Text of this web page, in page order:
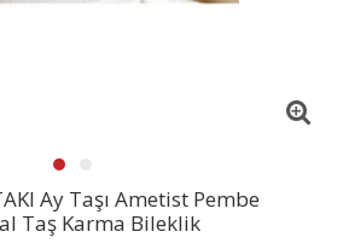
Ay Taşı Ametist Pembe
Taş Karma Bileklik